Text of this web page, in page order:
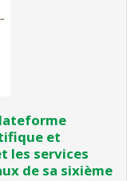
et
les services
de sa sixième